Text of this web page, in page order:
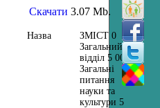
Скачати 3.07 Mb.
Назва
ЗМІСТ 0
Загальний
відділ 5 00
Загальні
питання
науки та
культури 5